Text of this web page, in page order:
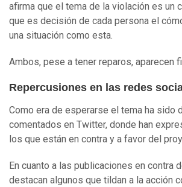
afirma que el tema de la violación es un
que es decisión de cada persona el
una situación como esta.
Ambos, pese a tener reparos, aparecen
Repercusiones en las redes
Como era de esperarse el tema ha sido
comentados en Twitter, donde han
los que están en contra y a favor del
En cuanto a las publicaciones en contra
destacan algunos que tildan a la acción